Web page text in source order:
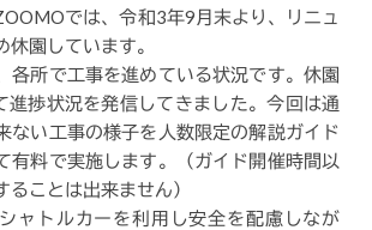
では、令和3年9月末より、リニュ
園しています。
各所で工事を進めている状況です。休園
進捗状況を発信してきました。今回は通
ない工事の様子を人数限定の解説ガイド
有料で実施します。（ガイド開催時間以
ことは出来ません）
ャトルカーを利用し安全を配慮しなが